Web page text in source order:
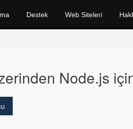
Destek Web Siteleri
Node.js